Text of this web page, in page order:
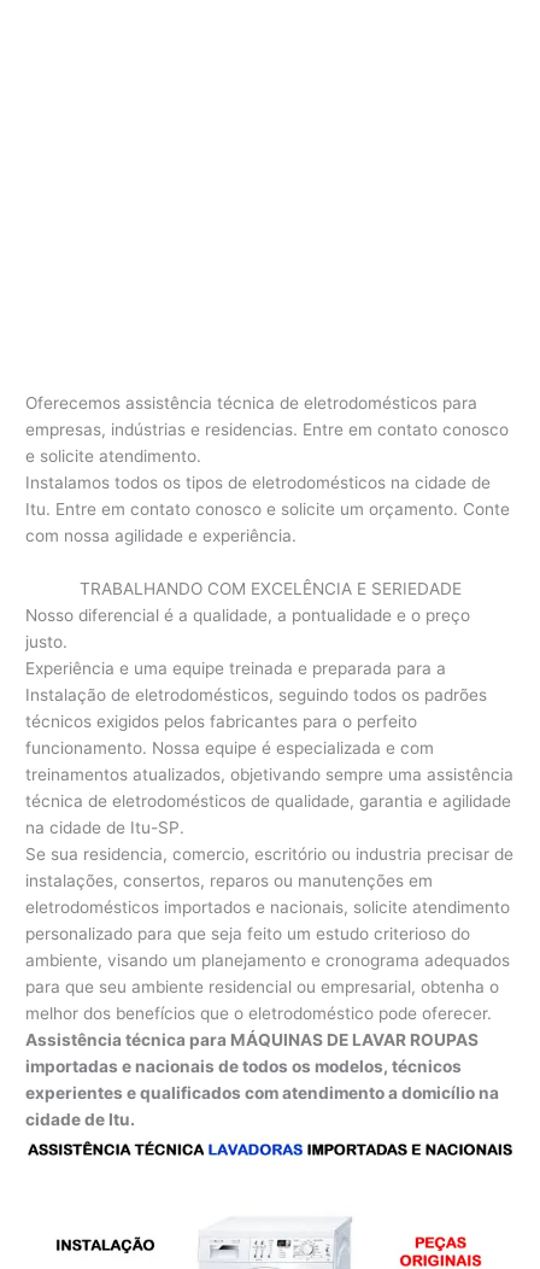
Oferecemos assistência técnica de eletrodomésticos para
empresas, indústrias e residencias. Entre em contato conosco
e solicite atendimento.
Instalamos todos os tipos de eletrodomésticos na cidade de
Itu. Entre em contato conosco e solicite um orçamento. Conte
com nossa agilidade e experiência.
TRABALHANDO COM EXCELÊNCIA E SERIEDADE
Nosso diferencial é a qualidade, a pontualidade e o preço
justo.
Experiência e uma equipe treinada e preparada para a
Instalação de eletrodomésticos, seguindo todos os padrões
técnicos exigidos pelos fabricantes para o perfeito
funcionamento. Nossa equipe é especializada e com
treinamentos atualizados, objetivando sempre uma assistência
técnica de eletrodomésticos de qualidade, garantia e agilidade
na cidade de Itu-SP.
Se sua residencia, comercio, escritório ou industria precisar de
instalações, consertos, reparos ou manutenções em
eletrodomésticos importados e nacionais, solicite atendimento
personalizado para que seja feito um estudo criterioso do
ambiente, visando um planejamento e cronograma adequados
para que seu ambiente residencial ou empresarial, obtenha o
melhor dos benefícios que o eletrodoméstico pode oferecer.
Assistência técnica para MÁQUINAS DE LAVAR ROUPAS
importadas e nacionais de todos os modelos, técnicos
experientes e qualificados com atendimento a domicílio na
cidade de Itu.